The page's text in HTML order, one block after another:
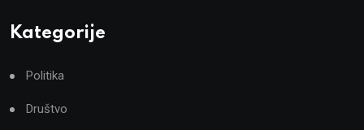
Kategorije
Politika
Društvo